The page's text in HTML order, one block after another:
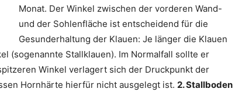
Monat. Der Winkel zwischen der vorderen Wand-
und der Sohlenfläche ist entscheidend für die
Gesunderhaltung der Klauen: Je länger die Klauen
(sogenannte Stallklauen). Im Normalfall sollte er
Winkel verlagert sich der Druckpunkt der
Hornhärte hierfür nicht ausgelegt ist. 2. Stallboden